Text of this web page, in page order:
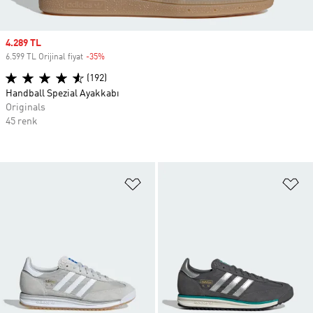
Sale price
4.289 TL
6.599 TL Orijinal fiyat -35%
(192)
Handball Spezial Ayakkabı
Originals
45 renk